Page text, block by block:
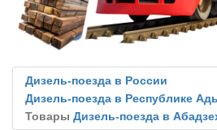
Дизель-поезда в России
Дизель-поезда в Республике
Товары Дизель-поезда в